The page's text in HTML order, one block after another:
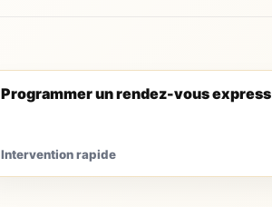
Programmer un rendez-vous express
Intervention rapide